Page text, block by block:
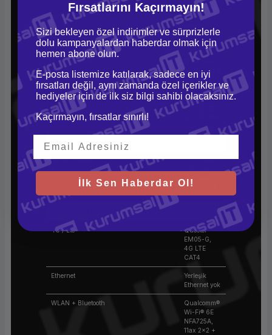
Aydınlatmalı
Türkçe Q
Boyutlar (GDxY)
294,4 x
199,6 x
13,99 mm
(11,59 x 7,86
x 0,55 inç)
Ağırlık
En düşük
ağırlık 1,19
Yazılım
İşletim Sistemi
Windows®
Türkçe /
İngilizce
4G / Lte
Quectel
EM05-G,
4G LTE
CAT4
Ethernet
Yerleşik
Ethernet yok
WLAN + Bluetooth
Qualcomm®
Wi-Fi® 6E
NFA725A,
11ax 2x2 +
Fırsatlarını Kaçırmayın!
Sizi bekleyen özel indirimler ve sürprizlerle
dolu kampanyalardan haberdar olmak için
hemen abone olun.
E-posta listemize katılarak, sadece en iyi
fırsatları değil, aynı zamanda özel içerikler ve
hediyeler için de ilk siz bilgi sahibi olacaksınız.
Kaçırmayın, fırsatlar sınırlı!
İlk Sen Haberdar Ol!